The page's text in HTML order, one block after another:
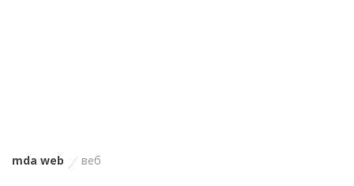
mda web веб